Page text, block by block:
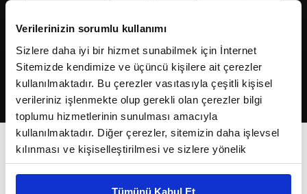
Verilerinizin sorumlu kullanımı
Sizlere daha iyi bir hizmet sunabilmek için İnternet
Sitemizde kendimize ve üçüncü kişilere ait çerezler
kullanılmaktadır. Bu çerezler vasıtasıyla çeşitli kişisel
verileriniz işlenmekte olup gerekli olan çerezler bilgi
toplumu hizmetlerinin sunulması amacıyla
kullanılmaktadır. Diğer çerezler, sitemizin daha işlevsel
kılınması ve kişiselleştirilmesi ve sizlere yönelik
reklam/pazarlama faaliyetlerinin yapılması, amaçlarıyla
Tümünü Kabul Et
2026Fikriyat. Tüm hakları saklıdır.